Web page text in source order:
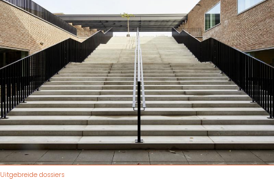
Uitgebreide dossiers